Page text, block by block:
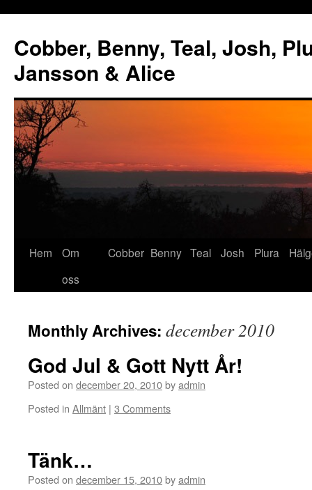
Cobber, Benny, Teal, Josh,
Jansson & Alice
Hem
Om
oss
Cobber Benny Teal Josh Plura
Monthly Archives: december 2010
God Jul & Gott Nytt År!
Posted on december 20, 2010byadmin
Posted in Allmänt | 3 Comments
Tänk…
Posted on december 15, 2010byadmin